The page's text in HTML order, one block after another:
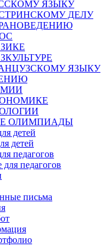
ЯЗЫКУ
ДЕЛУ
ЯЗЫКУ
ОЛИМПИАДЫ
детей
детей
педагогов
для педагогов
письма